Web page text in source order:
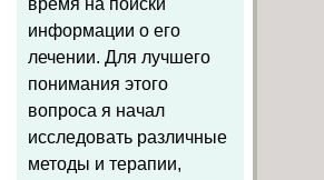
время на поиски
информации о его
лечении. Для лучшего
понимания этого
вопроса я начал
исследовать различные
методы и терапии,